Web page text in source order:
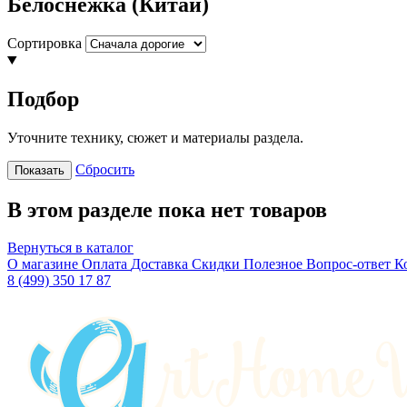
Сортировка
Подбор
Уточните технику, сюжет и материалы раздела.
Показать Сбросить
В этом разделе пока нет товаров
Вернуться в каталог
О магазине Оплата Доставка Скидки Полезное Вопрос-ответ
8 (499) 350 17 87